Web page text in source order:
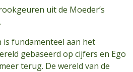
uit de Moeder’s
is fundamenteel aan het
gebaseerd op cijfers en Ego
terug. De wereld van de